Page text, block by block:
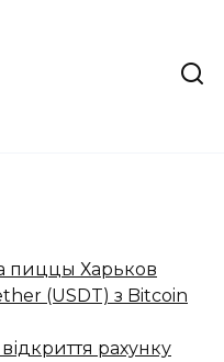
пиццы Харьков
(USDT) з Bitcoin
рахунку